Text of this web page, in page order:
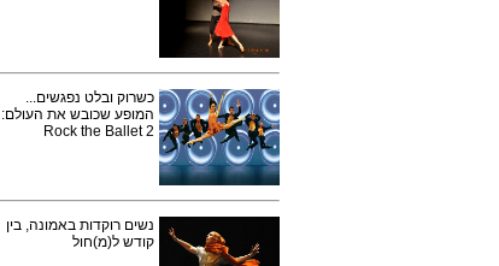
כשרוק ובלט נפגשים...
המופע שכובש את העולם:
Rock the Ballet 2
נשים רוקדות באמונה, בין
קודש ל(מ)חול